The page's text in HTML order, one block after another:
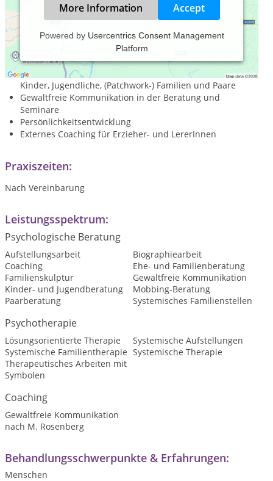
More Information Accept
Powered by Usercentrics Consent Management
Platform
Pädagogisch- Therapeutische Praxis
Systemische Beratung und Therapie für Einzelpersonen,
Kinder, Jugendliche, (Patchwork-) Familien und Paare
Gewaltfreie Kommunikation in der Beratung und
Seminare
Persönlichkeitsentwicklung
Externes Coaching für Erzieher- und LererInnen
Praxiszeiten:
Nach Vereinbarung
Leistungsspektrum:
Psychologische Beratung
Aufstellungsarbeit
Biographiearbeit
Coaching
Ehe- und Familienberatung
Familienskulptur
Gewaltfreie Kommunikation
Kinder- und Jugendberatung
Mobbing-Beratung
Paarberatung
Systemisches Familienstellen
Psychotherapie
Lösungsorientierte Therapie
Systemische Aufstellungen
Systemische Familientherapie Systemische Therapie
Therapeutisches Arbeiten mit
Symbolen
Coaching
Gewaltfreie Kommunikation
nach M. Rosenberg
Behandlungsschwerpunkte & Erfahrungen:
Menschen